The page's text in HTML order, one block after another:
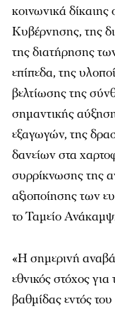
κοινωνικά δίκαιης
Κυβέρνησης, της
της διατήρησης
επίπεδα, της
βελτίωσης της
σημαντικής
εξαγωγών, της
δανείων στα
συρρίκνωσης της
αξιοποίησης των
το Ταμείο
«Η σημερινή
εθνικός στόχος για
βαθμίδας εντός